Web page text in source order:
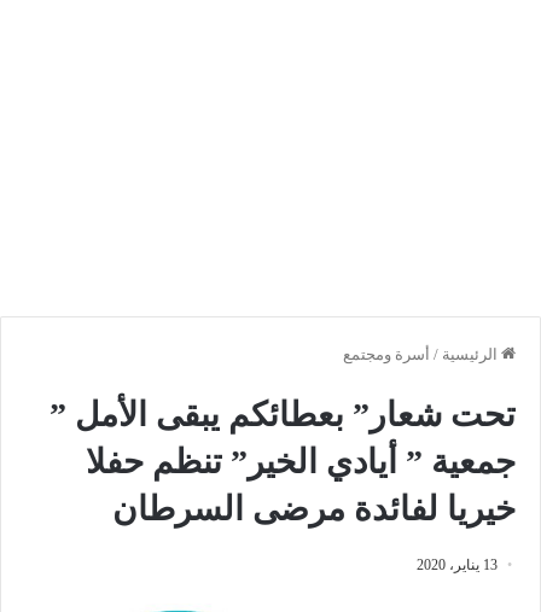
الرئيسية / أسرة ومجتمع
تحت شعار” بعطائكم يبقى الأمل ”
جمعية ” أيادي الخير” تنظم حفلا
خيريا لفائدة مرضى السرطان
13 يناير، 2020